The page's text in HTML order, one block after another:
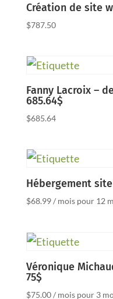
Création de site
$787.50
Fanny Lacroix –
685.64$
$685.64
Hébergement
$68.99/ moispour 12
Véronique
75$
$75.00/ moispour 3